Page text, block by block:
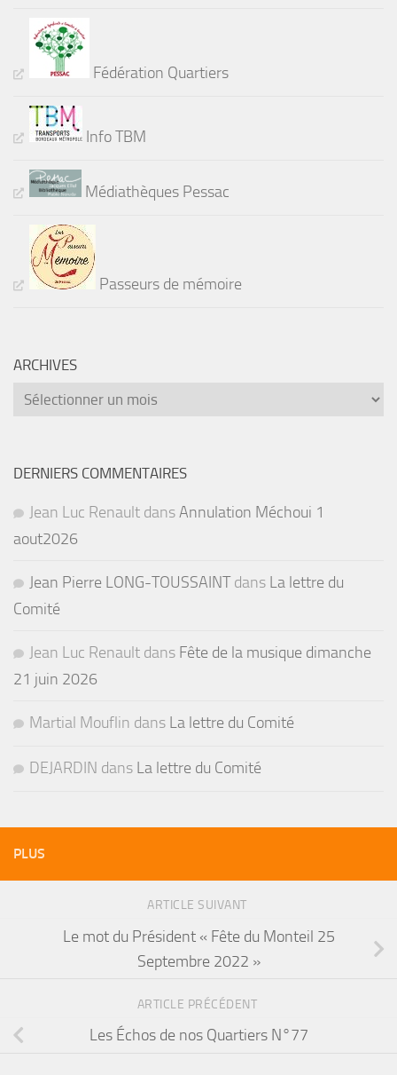
Fédération Quartiers
Info TBM
Médiathèques Pessac
Passeurs de mémoire
ARCHIVES
Archives
DERNIERS COMMENTAIRES
Jean Luc Renault dansAnnulation Méchoui 1
aout2026
Jean Pierre LONG-TOUSSAINTdans La lettre du
Comité
Jean Luc Renault dans Fête de la musique dimanche
21 juin 2026
Martial Mouflin dans La lettre du Comité
DEJARDIN dans La lettre du Comité
PLUS
ARTICLE SUIVANT
Le mot du Président « Fête du Monteil 25
Septembre 2022 »
ARTICLE PRÉCÉDENT
Les Échos de nos Quartiers N°77